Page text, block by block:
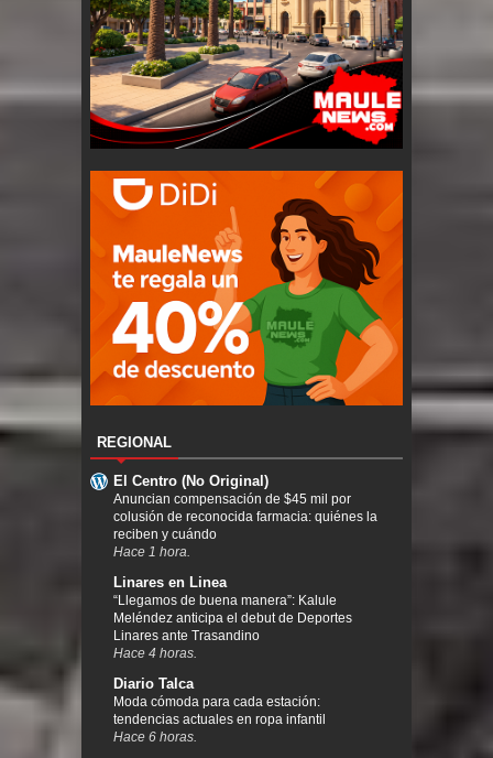
REGIONAL
El Centro (No Original)
Anuncian compensación de $45 mil por
colusión de reconocida farmacia: quiénes la
reciben y cuándo
Hace 1 hora.
Linares en Linea
“Llegamos de buena manera”: Kalule
Meléndez anticipa el debut de Deportes
Linares ante Trasandino
Hace 4 horas.
Diario Talca
Moda cómoda para cada estación:
tendencias actuales en ropa infantil
Hace 6 horas.